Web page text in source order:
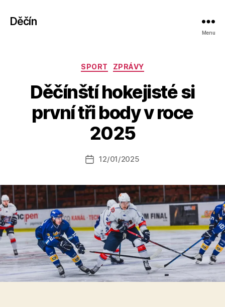
Děčín
Menu
Rubriky
SPORT ZPRÁVY
Děčínští hokejisté si
první tři body v roce
2025
Autor
příspěvku
u
t
o
a
s
o
Datum
12/01/2025